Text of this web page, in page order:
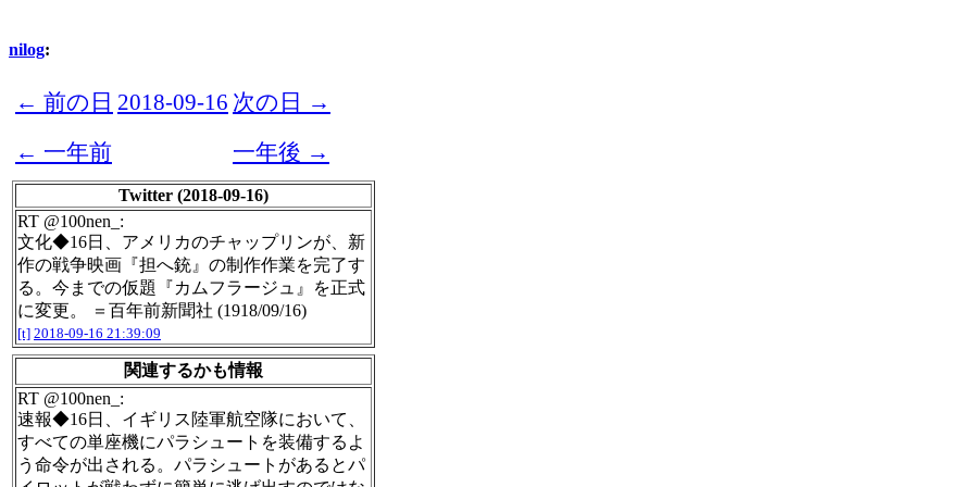
nilog:
← 前の日 2018-09-16 次の日 →
← 一年前
一年後 →
Twitter (2018-09-16)
RT @100nen_:
文化◆16日、アメリカのチャップリンが、新
作の戦争映画『担へ銃』の制作作業を完了す
る。今までの仮題『カムフラージュ』を正式
に変更。 ＝百年前新聞社 (1918/09/16)
[t] 2018-09-16 21:39:09
関連するかも情報
RT @100nen_:
速報◆16日、イギリス陸軍航空隊において、
すべての単座機にパラシュートを装備するよ
う命令が出される。パラシュートがあるとパ